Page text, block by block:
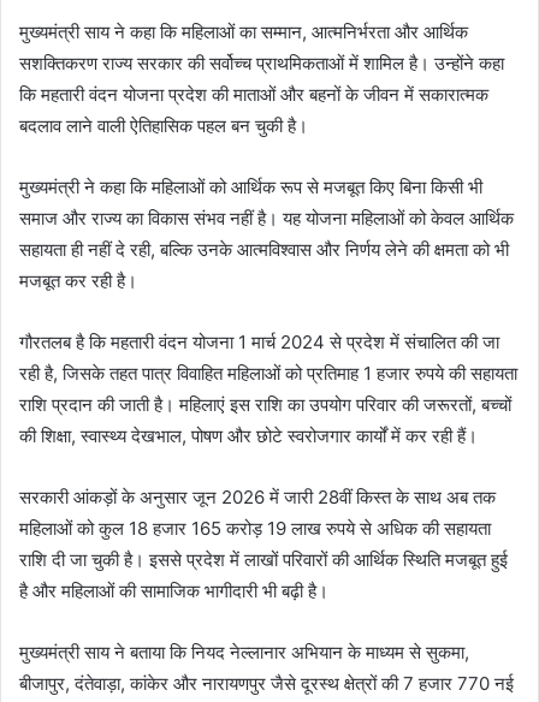
मुख्यमंत्री साय ने कहा कि महिलाओं का सम्मान, आत्मनिर्भरता और आर्थिक
सशक्तिकरण राज्य सरकार की सर्वोच्च प्राथमिकताओं में शामिल है। उन्होंने कहा
कि महतारी वंदन योजना प्रदेश की माताओं और बहनों के जीवन में सकारात्मक
बदलाव लाने वाली ऐतिहासिक पहल बन चुकी है।
मुख्यमंत्री ने कहा कि महिलाओं को आर्थिक रूप से मजबूत किए बिना किसी भी
समाज और राज्य का विकास संभव नहीं है। यह योजना महिलाओं को केवल आर्थिक
सहायता ही नहीं दे रही, बल्कि उनके आत्मविश्वास और निर्णय लेने की क्षमता को भी
मजबूत कर रही है।
गौरतलब है कि महतारी वंदन योजना 1 मार्च 2024 से प्रदेश में संचालित की जा
रही है, जिसके तहत पात्र विवाहित महिलाओं को प्रतिमाह 1 हजार रुपये की सहायता
राशि प्रदान की जाती है। महिलाएं इस राशि का उपयोग परिवार की जरूरतों, बच्चों
की शिक्षा, स्वास्थ्य देखभाल, पोषण और छोटे स्वरोजगार कार्यों में कर रही हैं।
सरकारी आंकड़ों के अनुसार जून 2026 में जारी 28वीं किस्त के साथ अब तक
महिलाओं को कुल 18 हजार 165 करोड़ 19 लाख रुपये से अधिक की सहायता
राशि दी जा चुकी है। इससे प्रदेश में लाखों परिवारों की आर्थिक स्थिति मजबूत हुई
है और महिलाओं की सामाजिक भागीदारी भी बढ़ी है।
मुख्यमंत्री साय ने बताया कि नियद नेल्लानार अभियान के माध्यम से सुकमा,
बीजापुर, दंतेवाड़ा, कांकेर और नारायणपुर जैसे दूरस्थ क्षेत्रों की 7 हजार 770 नई